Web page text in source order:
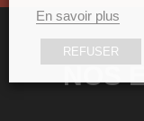
NOS
En savoir plus
REFUSER